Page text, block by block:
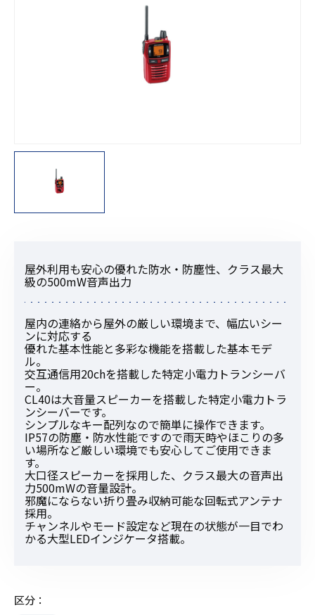
屋外利用も安心の優れた防水・防塵性、クラス最大
級の500mW音声出力
屋内の連絡から屋外の厳しい環境まで、幅広いシー
ンに対応する
優れた基本性能と多彩な機能を搭載した基本モデ
ル。
交互通信用20chを搭載した特定小電力トランシーバ
ー。
CL40は大音量スピーカーを搭載した特定小電力トラ
ンシーバーです。
シンプルなキー配列なので簡単に操作できます。
IP57の防塵・防水性能ですので雨天時やほこりの多
い場所など厳しい環境でも安心してご使用できま
す。
大口径スピーカーを採用した、クラス最大の音声出
力500mWの音量設計。
邪魔にならない折り畳み収納可能な回転式アンテナ
採用。
チャンネルやモード設定など現在の状態が一目でわ
かる大型LEDインジケータ搭載。
区分